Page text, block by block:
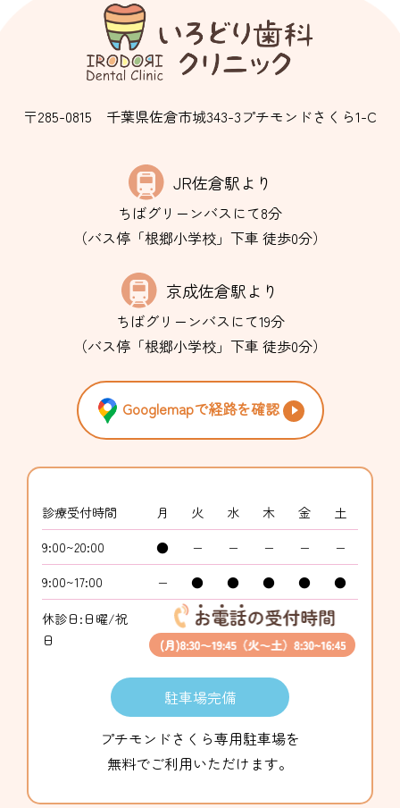
〒285-0815 千葉県佐倉市城343-3プチモンドさくら1-C
JR佐倉駅より
ちばグリーンバスにて8分
（バス停「根郷小学校」下車 徒歩0分）
京成佐倉駅より
ちばグリーンバスにて19分
（バス停「根郷小学校」下車 徒歩0分）
Googlemapで経路を確認
診療受付時間 月 火 水 木 金
土
9:00~20:00
● − − − −
−
9:00~17:00
− ● ● ● ● ●
休診日:日曜/祝
日
駐車場完備
プチモンドさくら専用駐車場を
無料でご利用いただけます。